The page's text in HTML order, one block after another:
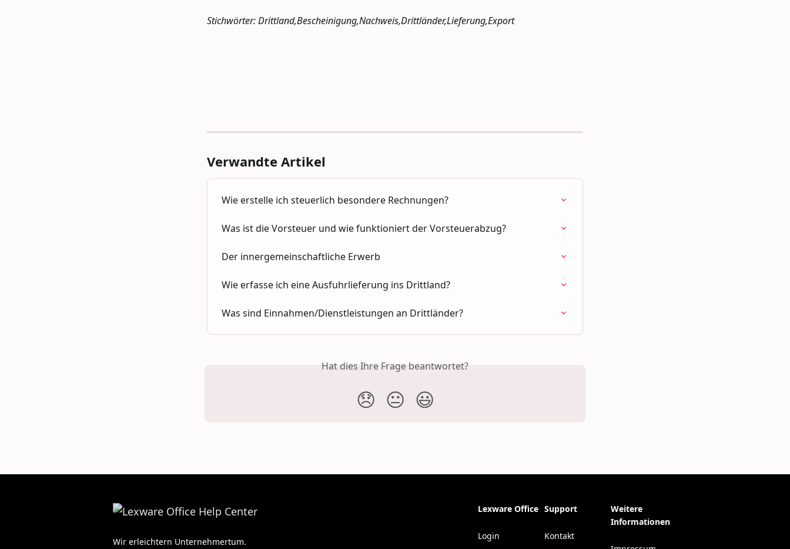
Stichwörter: Drittland,Bescheinigung,Nachweis,Drittländer,Lieferung,Export
Verwandte Artikel
Wie erstelle ich steuerlich besondere Rechnungen?
Was ist die Vorsteuer und wie funktioniert der Vorsteuerabzug?
Der innergemeinschaftliche Erwerb
Wie erfasse ich eine Ausfuhrlieferung ins Drittland?
Was sind Einnahmen/Dienstleistungen an Drittländer?
Hat dies Ihre Frage beantwortet?
😞 😐 😃
Wir erleichtern Unternehmertum.
Lexware Office
Login
Support
Kontakt
Weitere
Informationen